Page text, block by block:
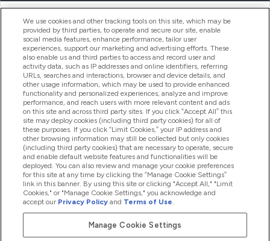
ヘルプ＆ガイド
商品について
会社概要
特典＆ポイント
2026 The Hut.com Ltd
We use cookies and other tracking tools on this site, which may be
provided by third parties, to operate and secure our site, enable
social media features, enhance performance, tailor user
experiences, support our marketing and advertising efforts. These
also enable us and third parties to access and record user and
activity data, such as IP addresses and online identifiers, referring
URLs, searches and interactions, browser and device details, and
other usage information, which may be used to provide enhanced
functionality and personalized experiences, analyze and improve
performance, and reach users with more relevant content and ads
on this site and across third party sites. If you click “Accept All” this
site may deploy cookies (including third party cookies) for all of
these purposes. If you click “Limit Cookies,” your IP address and
other browsing information may still be collected but only cookies
(including third party cookies) that are necessary to operate, secure
and enable default website features and functionalities will be
deployed. You can also review and manage your cookie preferences
for this site at any time by clicking the “Manage Cookie Settings”
link in this banner. By using this site or clicking "Accept All," "Limit
Cookies," or "Manage Cookie Settings," you acknowledge and
accept our Privacy Policy and Terms of Use.
Manage Cookie Settings